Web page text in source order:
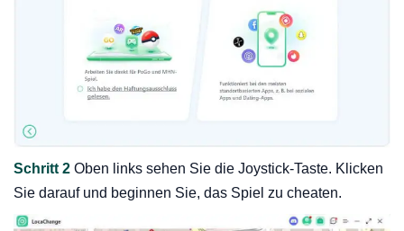
Schritt 2 Oben links sehen Sie die Joystick-Taste. Klicken
Sie darauf und beginnen Sie, das Spiel zu cheaten.